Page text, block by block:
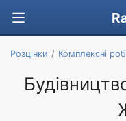
Розцінки Комплексні